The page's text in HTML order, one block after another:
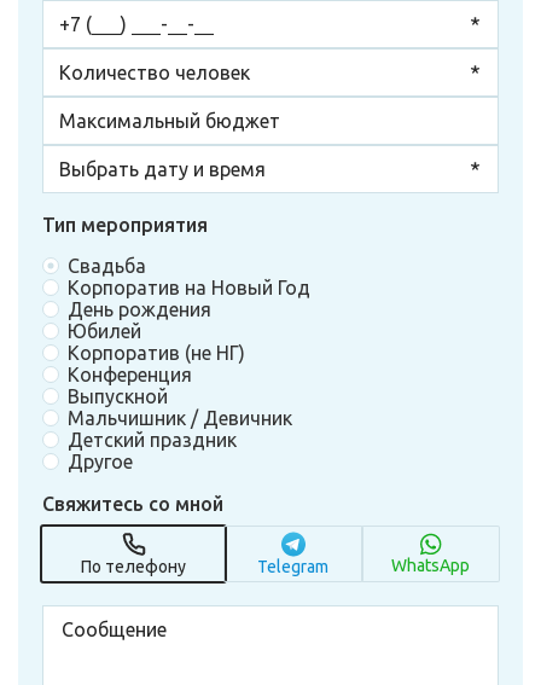
Тип мероприятия
Свадьба
Корпоратив на Новый Год
День рождения
Юбилей
Корпоратив (не НГ)
Конференция
Выпускной
Мальчишник / Девичник
Детский праздник
Другое
Свяжитесь со мной
По телефону Telegram WhatsApp